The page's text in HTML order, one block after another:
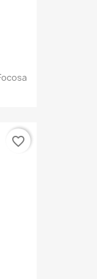
favorite_border